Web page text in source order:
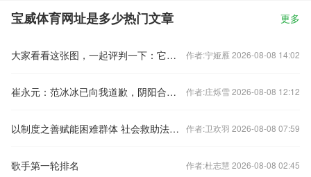
宝威体育网址是多少热门文章 更多
大家看看这张图，一起评判一下：它算不算侵权？ 作者:宁娅雁 2026-08-08 14:02
崔永元：范冰冰已向我道歉，阴阳合同还有大人物 作者:庄烁雪 2026-08-08 12:12
以制度之善赋能困难群体 社会救助法亮点解析 作者:卫欢羽 2026-08-08 07:59
歌手第一轮排名 作者:杜志慧 2026-08-08 02:45